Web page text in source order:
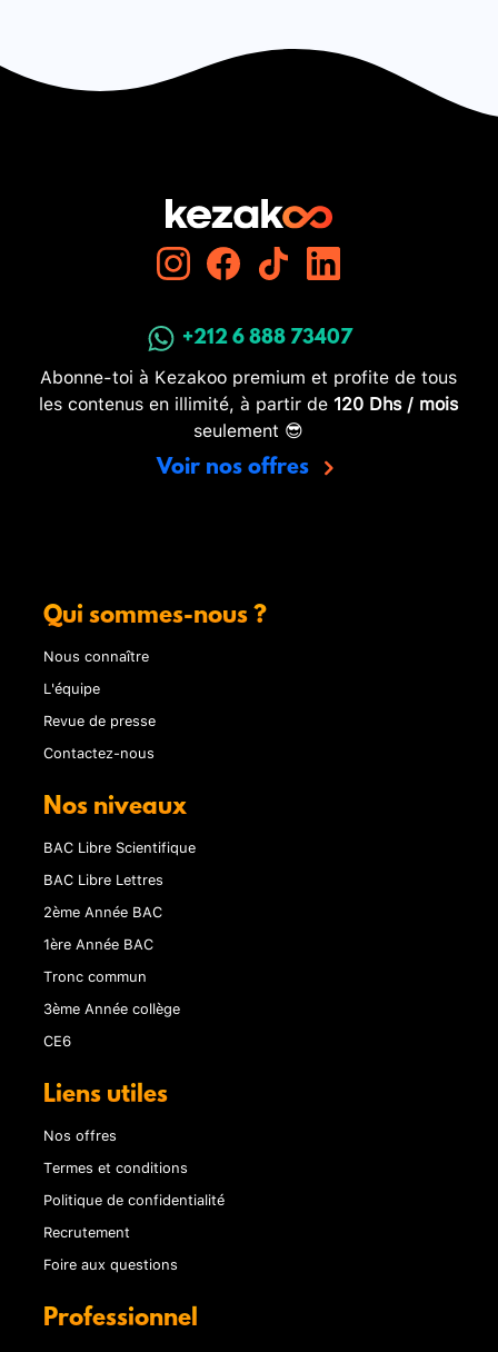
+212 6 888 73407
Abonne-toi à Kezakoo premium et profite de tous
les contenus en illimité, à partir de 120 Dhs / mois
seulement 😎
Voir nos offres
Qui sommes-nous ?
Nous connaître
L'équipe
Revue de presse
Contactez-nous
Nos niveaux
BAC Libre Scientifique
BAC Libre Lettres
2ème Année BAC
1ère Année BAC
Tronc commun
3ème Année collège
CE6
Liens utiles
Nos offres
Termes et conditions
Politique de confidentialité
Recrutement
Foire aux questions
Professionnel